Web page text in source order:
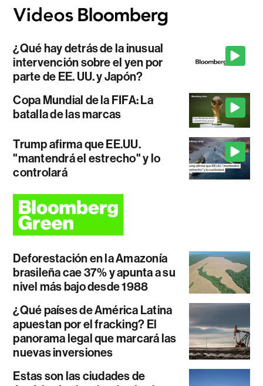
¿Qué hay detrás de la inusual
intervención sobre el yen por
parte de EE. UU. y Japón?
Copa Mundial de la FIFA: La
batalla de las marcas
Trump afirma que EE.UU.
"mantendrá el estrecho" y lo
controlará
Deforestación en la Amazonía
brasileña cae 37% y apunta a su
nivel más bajo desde 1988
¿Qué países de América Latina
apuestan por el fracking? El
panorama legal que marcará las
nuevas inversiones
Estas son las ciudades de